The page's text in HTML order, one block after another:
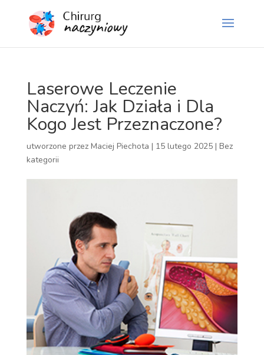
Laserowe Leczenie
Naczyń: Jak Działa i Dla
Kogo Jest Przeznaczone?
utworzone przez Maciej Piechota | 15 lutego 2025| Bez
kategorii